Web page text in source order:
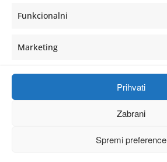
Funkcionalni
Marketing
Prihvati
Zabrani
Spremi preference